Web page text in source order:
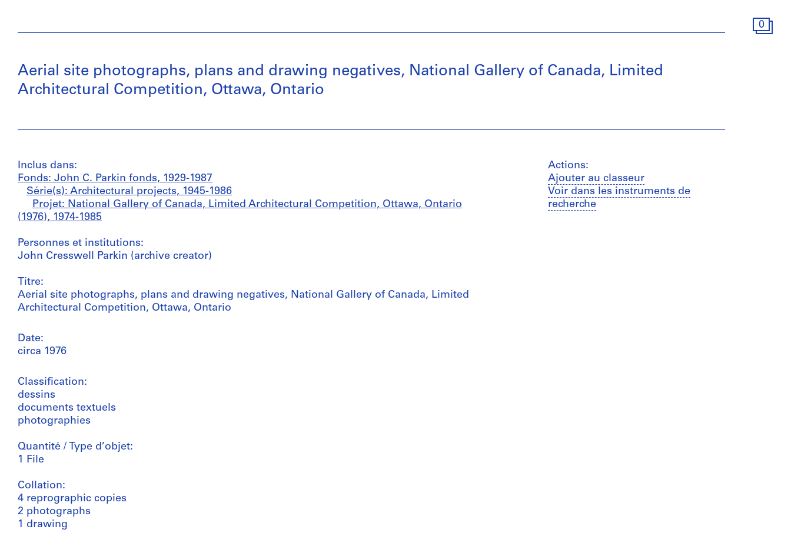
0
Aerial site photographs, plans and drawing negatives, National Gallery of Canada, Limited
Architectural Competition, Ottawa, Ontario
Inclus dans:
Fonds: John C. Parkin fonds, 1929-1987
Série(s): Architectural projects, 1945-1986
Projet: National Gallery of Canada, Limited Architectural Competition, Ottawa, Ontario
(1976), 1974-1985
Personnes et institutions:
John Cresswell Parkin (archive creator)
Titre:
Aerial site photographs, plans and drawing negatives, National Gallery of Canada, Limited
Architectural Competition, Ottawa, Ontario
Date:
circa 1976
Classification:
dessins
documents textuels
photographies
Quantité / Type d’objet:
1 File
Collation:
4 reprographic copies
2 photographs
1 drawing
Actions:
Ajouter au classeur
Voir dans les instruments de
recherche